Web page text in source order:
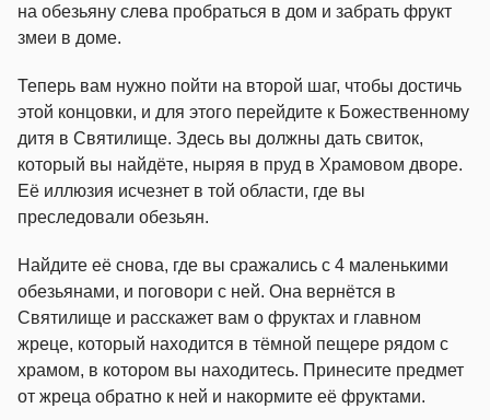
на обезьяну слева пробраться в дом и забрать фрукт
змеи в доме.
Теперь вам нужно пойти на второй шаг, чтобы достичь
этой концовки, и для этого перейдите к Божественному
дитя в Святилище. Здесь вы должны дать свиток,
который вы найдёте, ныряя в пруд в Храмовом дворе.
Её иллюзия исчезнет в той области, где вы
преследовали обезьян.
Найдите её снова, где вы сражались с 4 маленькими
обезьянами, и поговори с ней. Она вернётся в
Святилище и расскажет вам о фруктах и главном
жреце, который находится в тёмной пещере рядом с
храмом, в котором вы находитесь. Принесите предмет
от жреца обратно к ней и накормите её фруктами.